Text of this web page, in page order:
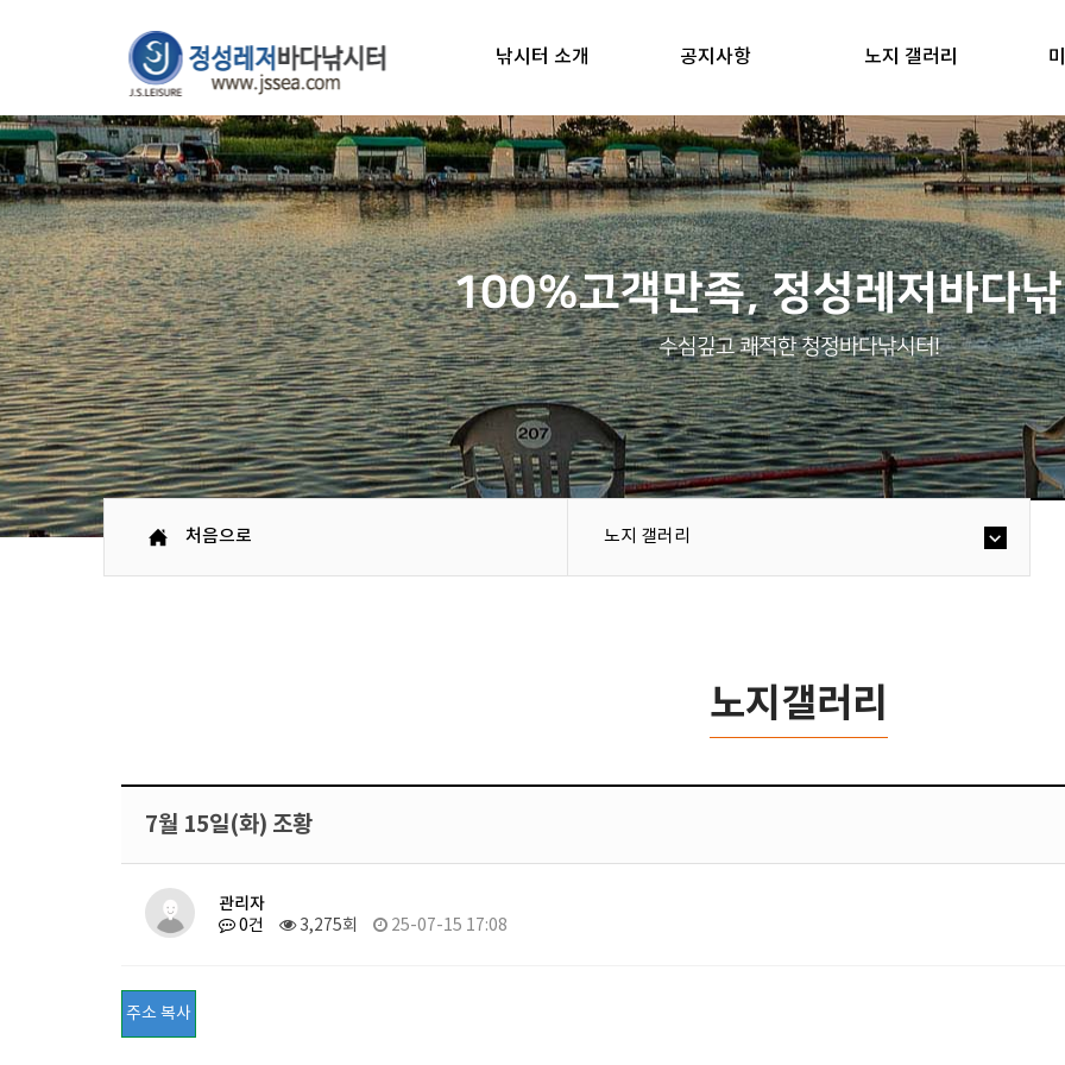
낚시터 소개 공지사항 노지 갤러리
100%고객만족, 정성레저바다
수심깊고 쾌적한 청정바다낚시터!
처음으로 노지 갤러리
노지갤러리
7월 15일(화) 조황
관리자
0건 3,275회 25-07-15 17:08
주소 복사